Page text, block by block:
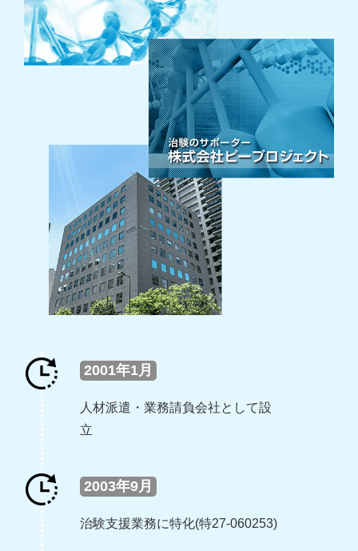
2001年1月
人材派遣・業務請負会社として設
立
2003年9月
治験支援業務に特化(特27-060253)